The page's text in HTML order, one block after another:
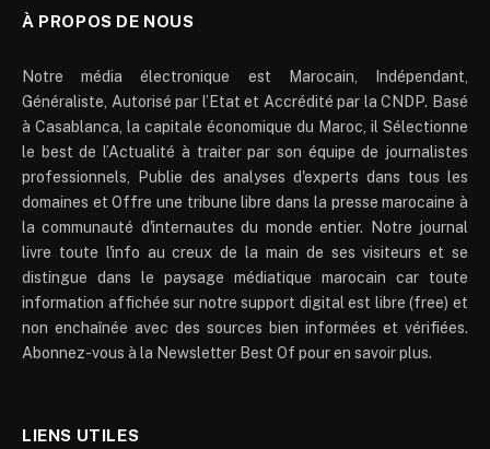
À PROPOS DE NOUS
Notre média électronique est Marocain, Indépendant,
Généraliste, Autorisé par l’Etat et Accrédité par la CNDP. Basé
à Casablanca, la capitale économique du Maroc, il Sélectionne
le best de l’Actualité à traiter par son équipe de journalistes
professionnels, Publie des analyses d'experts dans tous les
domaines et Offre une tribune libre dans la presse marocaine à
la communauté d'internautes du monde entier. Notre journal
livre toute l'info au creux de la main de ses visiteurs et se
distingue dans le paysage médiatique marocain car toute
information affichée sur notre support digital est libre (free) et
non enchaînée avec des sources bien informées et vérifiées.
Abonnez-vous à la Newsletter Best Of pour en savoir plus.
LIENS UTILES